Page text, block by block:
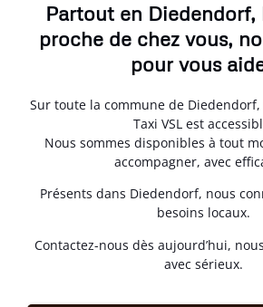
Partout en Diedendorf,
proche de chez vous,
pour vous
Sur toute la commune de
Taxi VSL est
Nous sommes disponibles à tout
accompagner, avec
Présents dans Diedendorf, nous
besoins locaux.
Contactez-nous dès aujourd’hui,
avec sérieux.